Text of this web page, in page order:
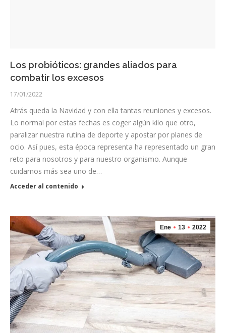
Los probióticos: grandes aliados para
combatir los excesos
17/01/2022
Atrás queda la Navidad y con ella tantas reuniones y excesos.
Lo normal por estas fechas es coger algún kilo que otro,
paralizar nuestra rutina de deporte y apostar por planes de
ocio. Así pues, esta época representa ha representado un gran
reto para nosotros y para nuestro organismo. Aunque
cuidarnos más sea uno de…
Acceder al contenido
Ene 13 2022